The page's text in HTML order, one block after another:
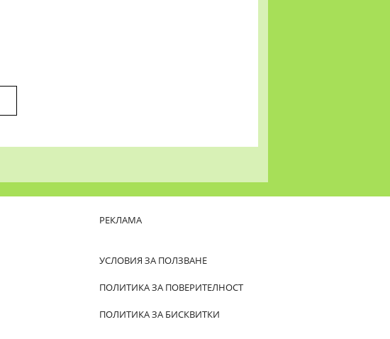
РЕКЛАМА
УСЛОВИЯ ЗА ПОЛЗВАНЕ
ПОЛИТИКА ЗА ПОВЕРИТЕЛНОСТ
ПОЛИТИКА ЗА БИСКВИТКИ